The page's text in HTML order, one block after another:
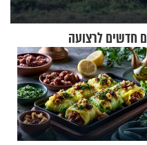
חדשים לרצועה